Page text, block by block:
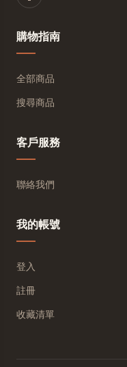
購物指南
全部商品
搜尋商品
客戶服務
聯絡我們
我的帳號
登入
註冊
收藏清單